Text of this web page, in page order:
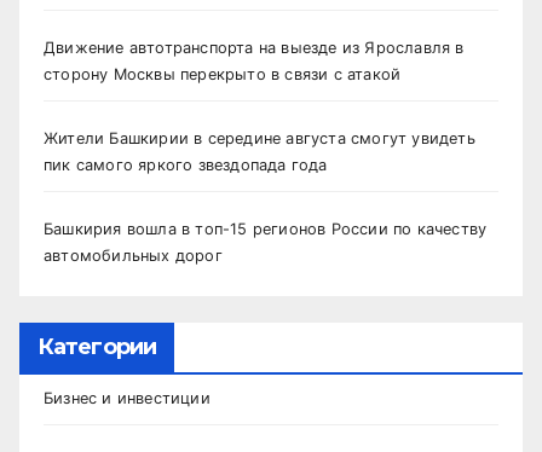
Движение автотранспорта на выезде из Ярославля в
сторону Москвы перекрыто в связи с атакой
Жители Башкирии в середине августа смогут увидеть
пик самого яркого звездопада года
Башкирия вошла в топ-15 регионов России по качеству
автомобильных дорог
Категории
Бизнес и инвестиции